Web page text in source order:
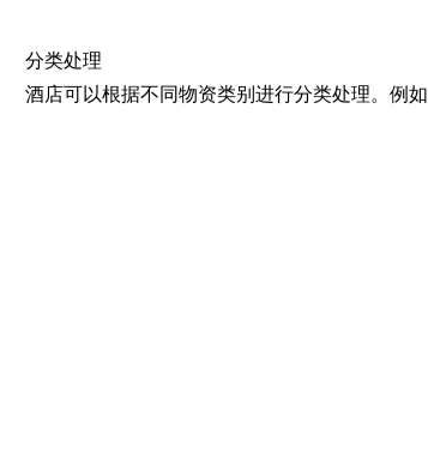
分类处理
酒店可以根据不同物资类别进行分类处理。例如，北京鸿發物资商贸公司针对不同物资提供专业分类回收服务。